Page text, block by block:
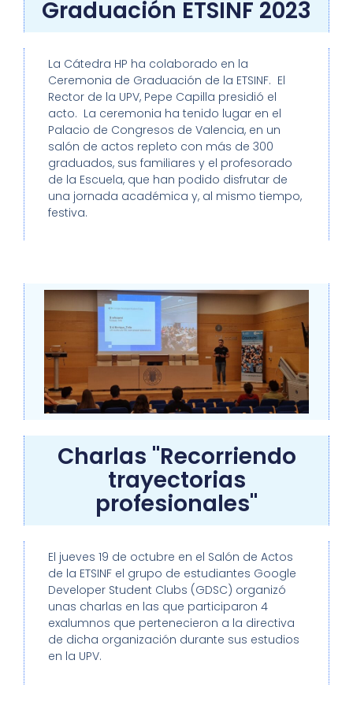
Graduación ETSINF 2023
La Cátedra HP ha colaborado en la
Ceremonia de Graduación de la ETSINF. El
Rector de la UPV, Pepe Capilla presidió el
acto. La ceremonia ha tenido lugar en el
Palacio de Congresos de Valencia, en un
salón de actos repleto con más de 300
graduados, sus familiares y el profesorado
de la Escuela, que han podido disfrutar de
una jornada académica y, al mismo tiempo,
festiva.
Charlas "Recorriendo
trayectorias
profesionales"
El jueves 19 de octubre en el Salón de Actos
de la ETSINF el grupo de estudiantes Google
Developer Student Clubs (GDSC) organizó
unas charlas en las que participaron 4
exalumnos que pertenecieron a la directiva
de dicha organización durante sus estudios
en la UPV.